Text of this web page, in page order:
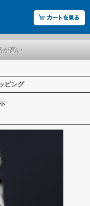
が高い
ピング